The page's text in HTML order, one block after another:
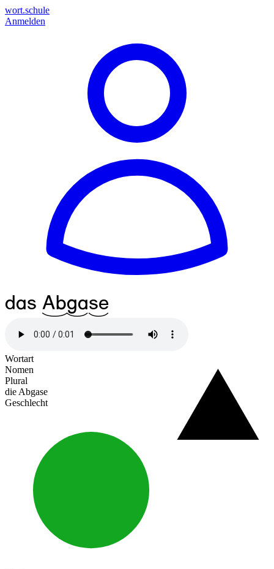
wort.schule
Anmelden
das ^16Ab^13ga^12se
Wortart
Nomen
Plural
die Abgase
Geschlecht